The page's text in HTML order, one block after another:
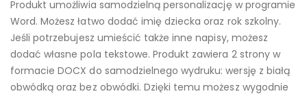
Produkt umożliwia samodzielną personalizację w programie
Word. Możesz łatwo dodać imię dziecka oraz rok szkolny.
Jeśli potrzebujesz umieścić także inne napisy, możesz
dodać własne pola tekstowe. Produkt zawiera 2 strony w
formacie DOCX do samodzielnego wydruku: wersję z białą
obwódką oraz bez obwódki. Dzięki temu możesz wygodnie